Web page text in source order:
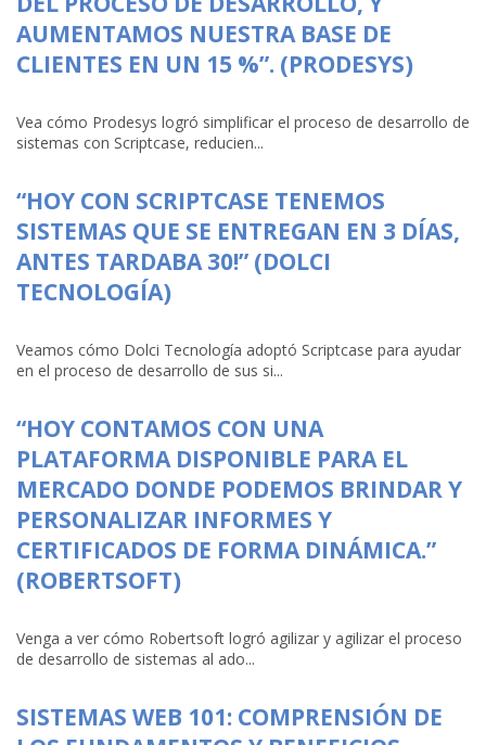
AUMENTAMOS NUESTRA BASE DE
CLIENTES EN UN 15 %”. (PRODESYS)
Vea cómo Prodesys logró simplificar el proceso de desarrollo de
sistemas con Scriptcase, reducien...
“HOY CON SCRIPTCASE TENEMOS
SISTEMAS QUE SE ENTREGAN EN 3 DÍAS,
ANTES TARDABA 30!” (DOLCI
TECNOLOGÍA)
Veamos cómo Dolci Tecnología adoptó Scriptcase para ayudar
en el proceso de desarrollo de sus si...
“HOY CONTAMOS CON UNA
PLATAFORMA DISPONIBLE PARA EL
MERCADO DONDE PODEMOS BRINDAR Y
PERSONALIZAR INFORMES Y
CERTIFICADOS DE FORMA DINÁMICA.”
(ROBERTSOFT)
Venga a ver cómo Robertsoft logró agilizar y agilizar el proceso
de desarrollo de sistemas al ado...
SISTEMAS WEB 101: COMPRENSIÓN DE